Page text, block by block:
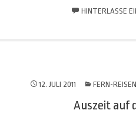
HINTERLASSE
12. JULI 2011 FERN-REISEN
Auszeit auf